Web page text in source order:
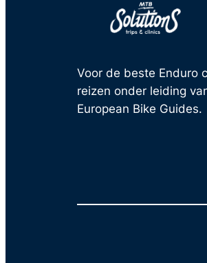
Voor de beste Enduro
reizen onder leiding
European Bike Guides.